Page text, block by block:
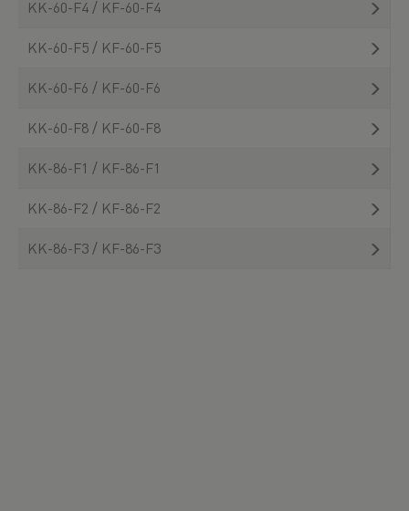
KK-60-F4 / KF-60-F4
KK-60-F5 / KF-60-F5
KK-60-F6 / KF-60-F6
KK-60-F8 / KF-60-F8
KK-86-F1 / KF-86-F1
KK-86-F2 / KF-86-F2
KK-86-F3 / KF-86-F3